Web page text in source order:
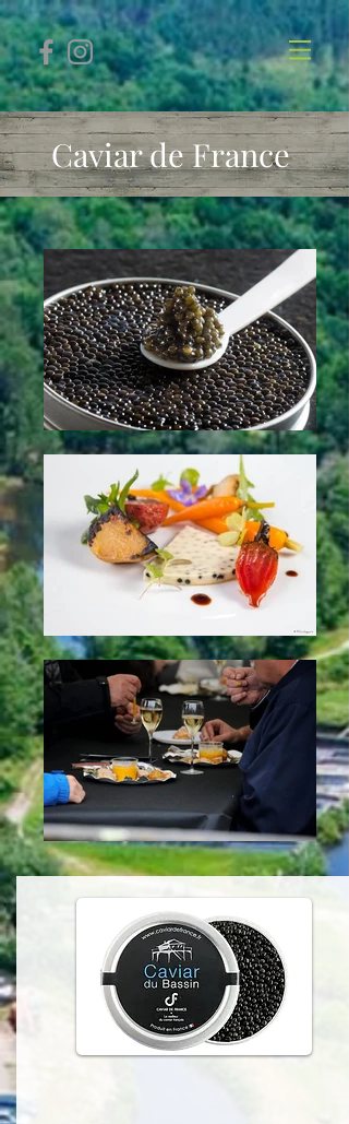
Caviar de France